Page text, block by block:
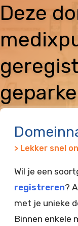
Deze
> Lekker snel
Wil je een
registreren?
met je unieke
Binnen enkele